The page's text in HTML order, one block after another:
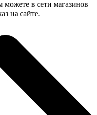
можете в сети магазинов
на сайте.